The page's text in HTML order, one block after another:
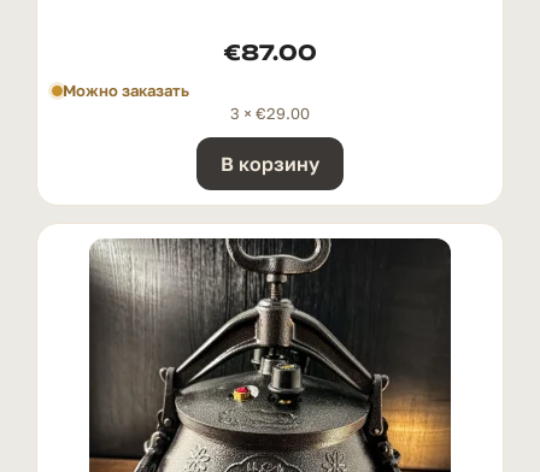
€87.00
Можно заказать
3 × €29.00
В корзину